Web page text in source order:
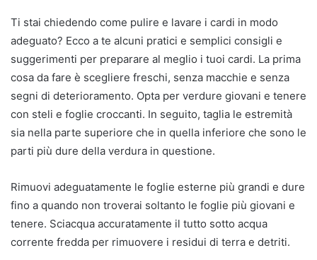
Ti stai chiedendo come pulire e lavare i cardi in modo
adeguato? Ecco a te alcuni pratici e semplici consigli e
suggerimenti per preparare al meglio i tuoi cardi. La prima
cosa da fare è scegliere freschi, senza macchie e senza
segni di deterioramento. Opta per verdure giovani e tenere
con steli e foglie croccanti. In seguito, taglia le estremità
sia nella parte superiore che in quella inferiore che sono le
parti più dure della verdura in questione.
Rimuovi adeguatamente le foglie esterne più grandi e dure
fino a quando non troverai soltanto le foglie più giovani e
tenere. Sciacqua accuratamente il tutto sotto acqua
corrente fredda per rimuovere i residui di terra e detriti.